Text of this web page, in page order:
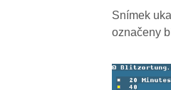
Snímek
označeny